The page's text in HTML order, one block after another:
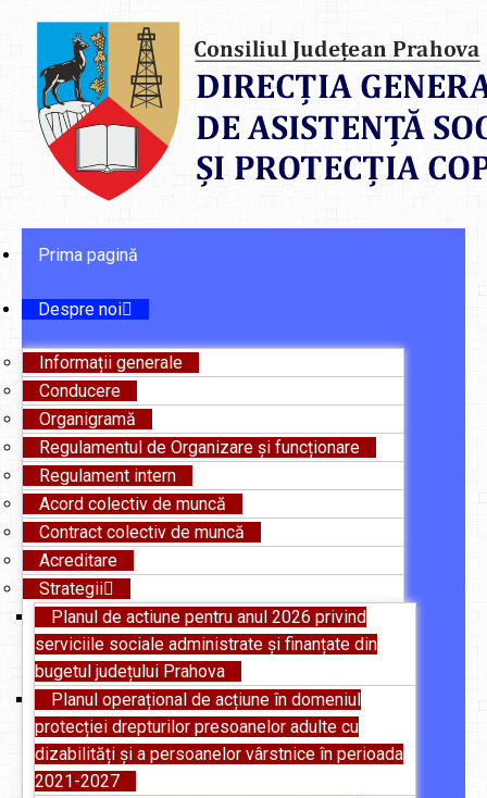
Prima pagină
Despre noi
Informații generale
Conducere
Organigramă
Regulamentul de Organizare și funcționare
Regulament intern
Acord colectiv de muncă
Contract colectiv de muncă
Acreditare
Strategii
Planul de actiune pentru anul 2026 privind
serviciile sociale administrate și finanțate din
bugetul județului Prahova
Planul operațional de acțiune în domeniul
protecției drepturilor presoanelor adulte cu
dizabilități și a persoanelor vârstnice în perioada
2021-2027